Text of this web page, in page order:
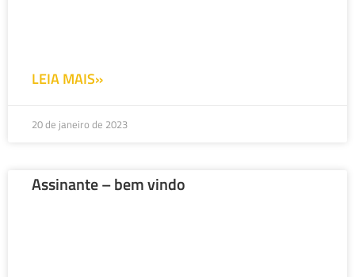
LEIA MAIS»
20 de janeiro de 2023
Assinante – bem vindo